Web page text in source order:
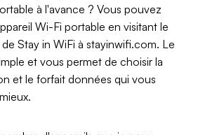
à l'avance ? Vous pouvez
Wi-Fi portable en visitant le
Stay in WiFi à stayinwifi.com. Le
et vous permet de choisir la
et le forfait données qui vous